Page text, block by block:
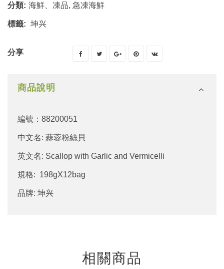
分類: 海鮮、凍品, 急凍海鮮
標籤: 坤兴
分享
商品說明
編號：88200051
中文名: 蒜蓉粉絲貝
英文名: Scallop with Garlic and Vermicelli
規格: 198gX12bag
品牌: 坤兴
相關商品